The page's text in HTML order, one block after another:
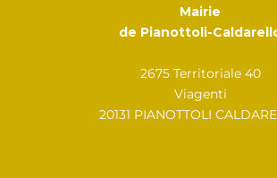
Mairie
de Pianottoli-
2675 Territoriale 40
Viagenti
20131 PIANOTTOLI